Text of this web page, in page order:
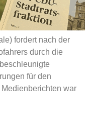
fordert nach der
durch die
für den
war